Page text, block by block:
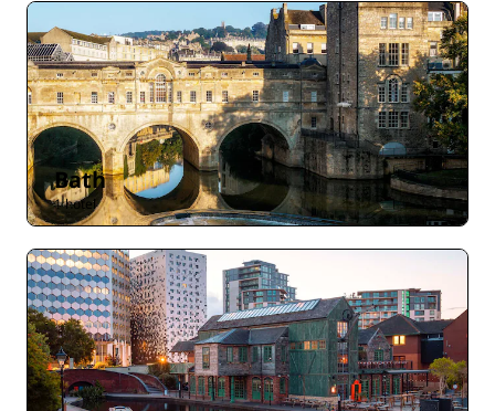
Bath
1 hotel